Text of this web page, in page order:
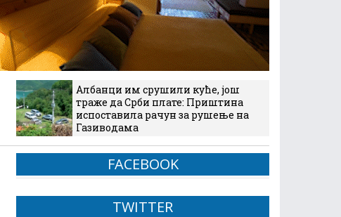
Албанци им срушили куће, још
траже да Срби плате: Приштина
испоставила рачун за рушење на
Газиводама
FACEBOOK
TWITTER